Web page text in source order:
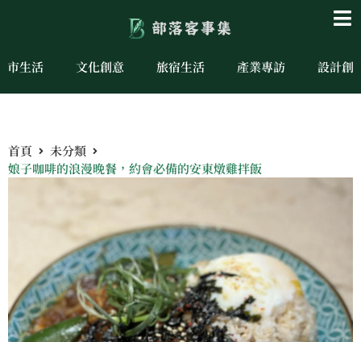
市生活 文化創意 旅宿生活 產業專訪 設計創
首頁
未分類
娘子咖啡的浪漫晚餐，約會必備的安東燉雞拌飯